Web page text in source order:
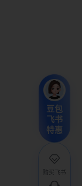
豆包
飞书
特惠
购买飞书